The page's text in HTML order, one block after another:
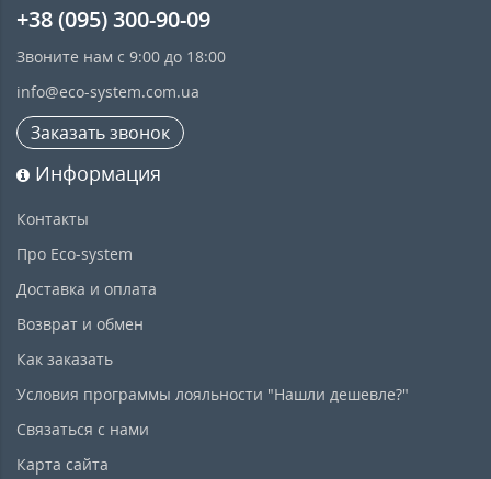
+38 (095) 300-90-09
Звоните нам с 9:00 до 18:00
info@eco-system.com.ua
Заказать звонок
Информация
Контакты
Про Eco-system
Доставка и оплата
Возврат и обмен
Как заказать
Условия программы лояльности "Нашли дешевле?"
Связаться с нами
Карта сайта